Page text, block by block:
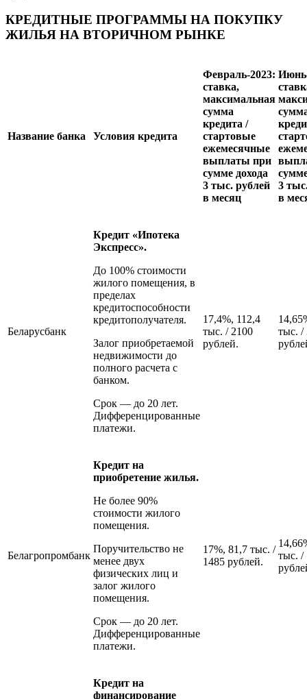
КРЕДИТНЫЕ ПРОГРАММЫ НА ПОКУПКУ
ЖИЛЬЯ НА ВТОРИЧНОМ РЫНКЕ
Название банка Условия кредита
Февраль-2023:
ставка,
максимальная
сумма
кредита /
стартовые
ежемесячные
выплаты при
сумме дохода
3 тыс. рублей
в месяц
3
в
Беларусбанк
Кредит «Ипотека
Экспресс».
До 100% стоимости
жилого помещения, в
пределах
кредитоспособности
кредитополучателя.
Залог приобретаемой
недвижимости до
полного расчета с
банком.
Срок — до 20 лет.
Дифференцированные
платежи.
17,4%, 112,4
тыс. / 2100
рублей.
тыс. /
Белагропромбанк
Кредит на
приобретение жилья.
Не более 90%
стоимости жилого
помещения.
Поручительство не
менее двух
физических лиц и
залог жилого
помещения.
Срок — до 20 лет.
Дифференцированные
платежи.
17%, 81,7 тыс. /
1485 рублей.
тыс. /
Кредит на
финансирование